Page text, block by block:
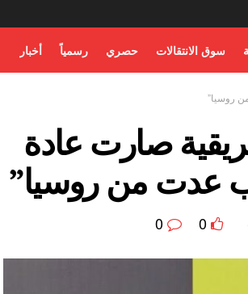
سوق الانتقالات حصري رسمياً أخبار
روسيا”
صارت عادة
عدت من روسيا”
0